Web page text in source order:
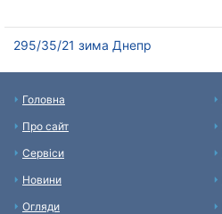
295/35/21 зима Днепр
Головна
Про сайт
Сервіси
Новини
Огляди